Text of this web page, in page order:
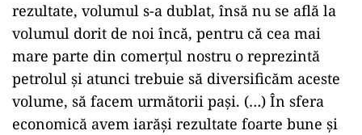
rezultate, volumul s-a dublat, însă nu se află la
volumul dorit de noi încă, pentru că cea mai
mare parte din comerţul nostru o reprezintă
petrolul şi atunci trebuie să diversificăm aceste
volume, să facem următorii paşi. (…) În sfera
economică avem iarăşi rezultate foarte bune şi